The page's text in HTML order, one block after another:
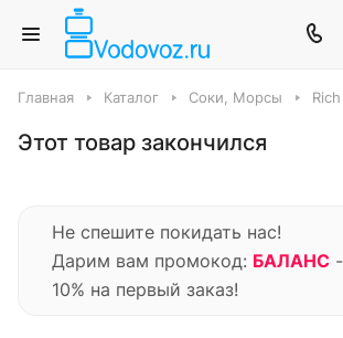
Главная Каталог Соки, Морсы Rich
Этот товар закончился
Не спешите покидать нас!
Дарим вам промокод: БАЛАНС
10% на первый заказ!